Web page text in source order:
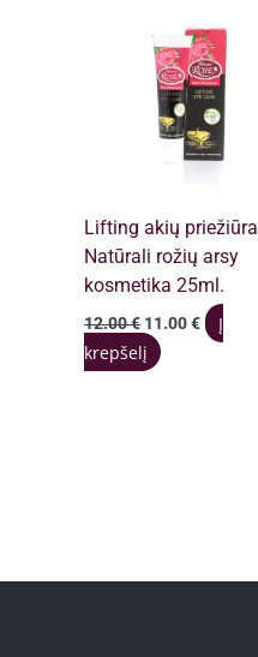
Lifting akių priežiūra
Natūrali rožių arsy
kosmetika 25ml.
12.00€ Original
price
was:
11.00€Current
price
Į
krepšelį